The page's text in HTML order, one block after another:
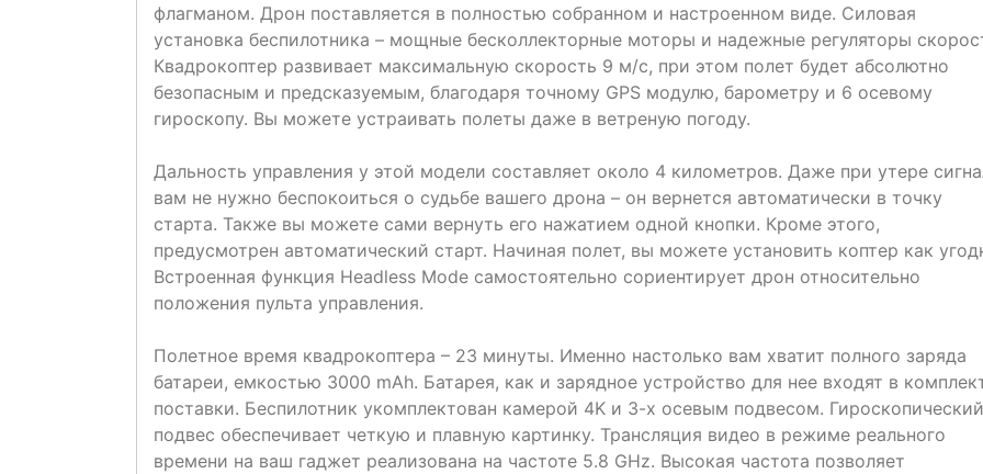
флагманом. Дрон поставляется в полностью собранном и настроенном виде. Силовая
установка беспилотника – мощные бесколлекторные моторы и надежные регуляторы
Квадрокоптер развивает максимальную скорость 9 м/с, при этом полет будет абсолютно
безопасным и предсказуемым, благодаря точному GPS модулю, барометру и 6 осевому
гироскопу. Вы можете устраивать полеты даже в ветреную погоду.
Дальность управления у этой модели составляет около 4 километров. Даже при утере
вам не нужно беспокоиться о судьбе вашего дрона – он вернется автоматически в точку
старта. Также вы можете сами вернуть его нажатием одной кнопки. Кроме этого,
предусмотрен автоматический старт. Начиная полет, вы можете установить коптер как
Встроенная функция Headless Mode самостоятельно сориентирует дрон относительно
положения пульта управления.
Полетное время квадрокоптера – 23 минуты. Именно настолько вам хватит полного заряда
батареи, емкостью 3000 mAh. Батарея, как и зарядное устройство для нее входят в
поставки. Беспилотник укомплектован камерой 4K и 3-х осевым подвесом. Гироскопический
подвес обеспечивает четкую и плавную картинку. Трансляция видео в режиме реального
времени на ваш гаджет реализована на частоте 5.8 GHz. Высокая частота позволяет